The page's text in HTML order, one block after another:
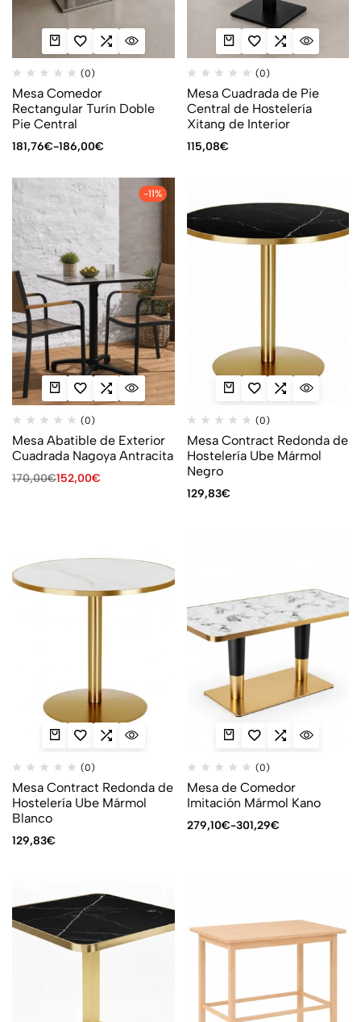
(0)
Mesa Comedor
Rectangular Turín Doble
Pie Central
181,76€-186,00€
(0)
Mesa Cuadrada de Pie
Central de Hostelería
Xitang de Interior
115,08€
-11%
(0)
Mesa Abatible de Exterior
Cuadrada Nagoya Antracita
170,00€152,00€
(0)
Mesa Contract Redonda de
Hostelería Ube Mármol
Negro
129,83€
(0)
Mesa Contract Redonda de
Hostelería Ube Mármol
Blanco
129,83€
(0)
Mesa de Comedor
Imitación Mármol Kano
279,10€-301,29€